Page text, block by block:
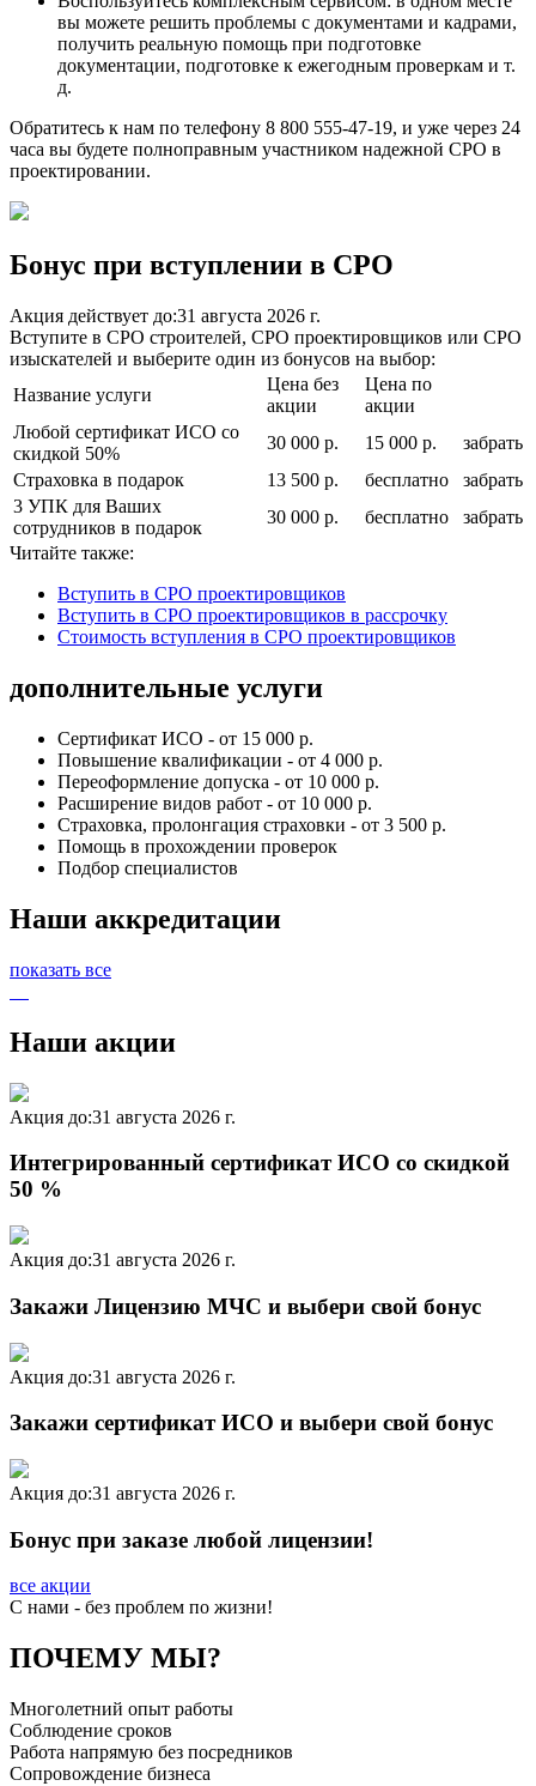
вы можете решить проблемы с документами и кадрами,
получить реальную помощь при подготовке
документации, подготовке к ежегодным проверкам и т.
д.
Обратитесь к нам по телефону 8 800 555-47-19, и уже через 24
часа вы будете полноправным участником надежной СРО в
проектировании.
Бонус при вступлении в СРО
Акция действует до:31 августа 2026 г.
Вступите в СРО строителей, СРО проектировщиков или СРО
изыскателей и выберите один из бонусов на выбор:
Название услуги
Цена без
акции
Цена по
акции
Любой сертификат ИСО со
скидкой 50%
30 000 р. 15 000 р.
забрать
Страховка в подарок
13 500 р. бесплатно
забрать
3 УПК для Ваших
сотрудников в подарок
30 000 р. бесплатно
забрать
Читайте также:
Вступить в СРО проектировщиков
Вступить в СРО проектировщиков в рассрочку
Стоимость вступления в СРО проектировщиков
дополнительные услуги
Сертификат ИСО - от 15 000 р.
Повышение квалификации - от 4 000 р.
Переоформление допуска - от 10 000 р.
Расширение видов работ - от 10 000 р.
Страховка, пролонгация страховки - от 3 500 р.
Помощь в прохождении проверок
Подбор специалистов
Наши аккредитации
показать все
Наши акции
Акция до:31 августа 2026 г.
Интегрированный сертификат ИСО со скидкой
50 %
Акция до:31 августа 2026 г.
Закажи Лицензию МЧС и выбери свой бонус
Акция до:31 августа 2026 г.
Закажи сертификат ИСО и выбери свой бонус
Акция до:31 августа 2026 г.
Бонус при заказе любой лицензии!
все акции
C нами - без проблем по жизни!
ПОЧЕМУ МЫ?
Многолетний опыт работы
Соблюдение сроков
Работа напрямую без посредников
Сопровождение бизнеса